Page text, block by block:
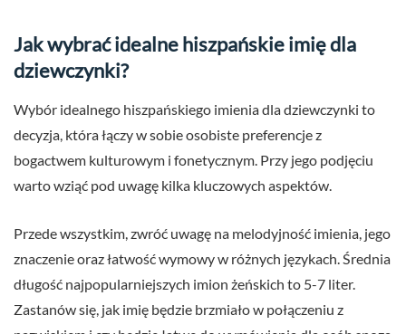
Jak wybrać idealne hiszpańskie imię dla
dziewczynki?
Wybór idealnego hiszpańskiego imienia dla dziewczynki to
decyzja, która łączy w sobie osobiste preferencje z
bogactwem kulturowym i fonetycznym. Przy jego podjęciu
warto wziąć pod uwagę kilka kluczowych aspektów.
Przede wszystkim, zwróć uwagę na melodyjność imienia, jego
znaczenie oraz łatwość wymowy w różnych językach. Średnia
długość najpopularniejszych imion żeńskich to 5-7 liter.
Zastanów się, jak imię będzie brzmiało w połączeniu z